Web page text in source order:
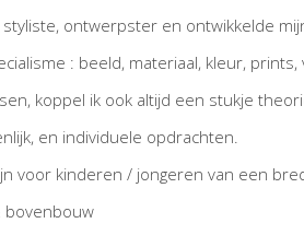
ontwerpster en ontwikkelde
: beeld, materiaal, kleur,
koppel ik ook altijd een stukje
en individuele opdrachten.
voor kinderen / jongeren van een
bovenbouw